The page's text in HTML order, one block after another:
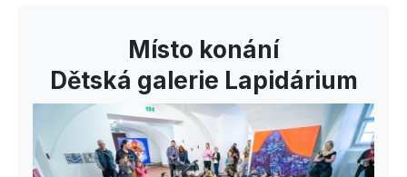
Místo konání
Dětská galerie Lapidárium